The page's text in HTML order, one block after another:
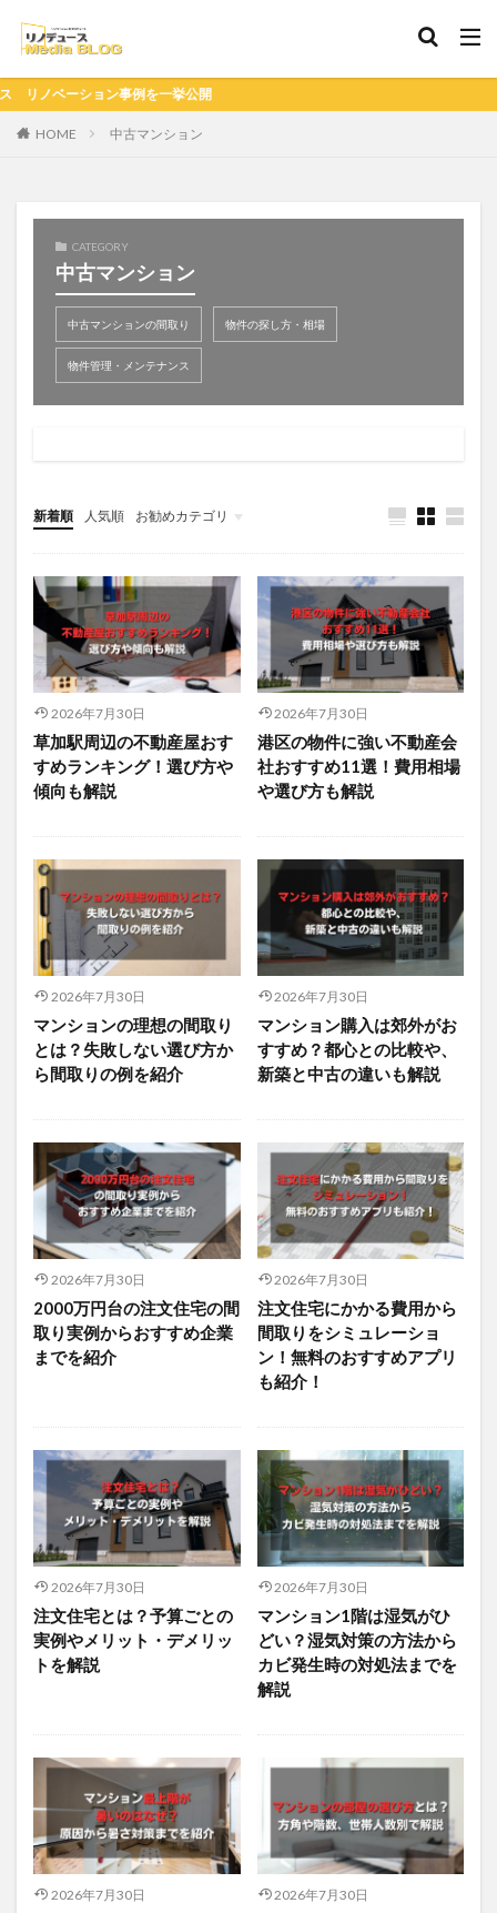
ン事例を一挙公開
HOME 中古マンション
CATEGORY
中古マンション
中古マンションの間取り 物件の探し方・相場
物件管理・メンテナンス
新着順 人気順 お勧めカテゴリ
未分類
2026年7月30日
草加駅周辺の不動産屋おす
すめランキング！選び方や
傾向も解説
2026年7月30日
港区の物件に強い不動産会
社おすすめ11選！費用相場
や選び方も解説
2026年7月30日
マンションの理想の間取り
とは？失敗しない選び方か
ら間取りの例を紹介
2026年7月30日
マンション購入は郊外がお
すすめ？都心との比較や、
新築と中古の違いも解説
2026年7月30日
2000万円台の注文住宅の間
取り実例からおすすめ企業
までを紹介
2026年7月30日
注文住宅にかかる費用から
間取りをシミュレーショ
ン！無料のおすすめアプリ
も紹介！
2026年7月30日
注文住宅とは？予算ごとの
実例やメリット・デメリッ
トを解説
2026年7月30日
マンション1階は湿気がひ
どい？湿気対策の方法から
カビ発生時の対処法までを
解説
2026年7月30日 2026年7月30日